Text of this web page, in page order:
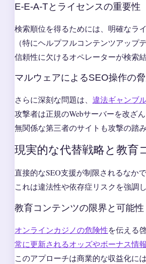
E-E-A-Tとライセンスの重要性
検索順位を得るためには、明確なラ
（特にヘルプフルコンテンツアッ
信頼性に欠けるオペレーターが検索
マルウェアによるSEO操作の
さらに深刻な問題は、 違法ギャンブ
攻撃者は正規のWebサーバーを改ざ
無関係な第三者のサイトも攻撃の踏
現実的な代替戦略と教育
直接的なSEO支援が制限されるなか
これは違法性や依存症リスクを強調
教育コンテンツの限界と可能性
オンラインカジノの危険性を伝える
常に更新されるオッズやボーナス情報
このアプローチは商業的な収益化に